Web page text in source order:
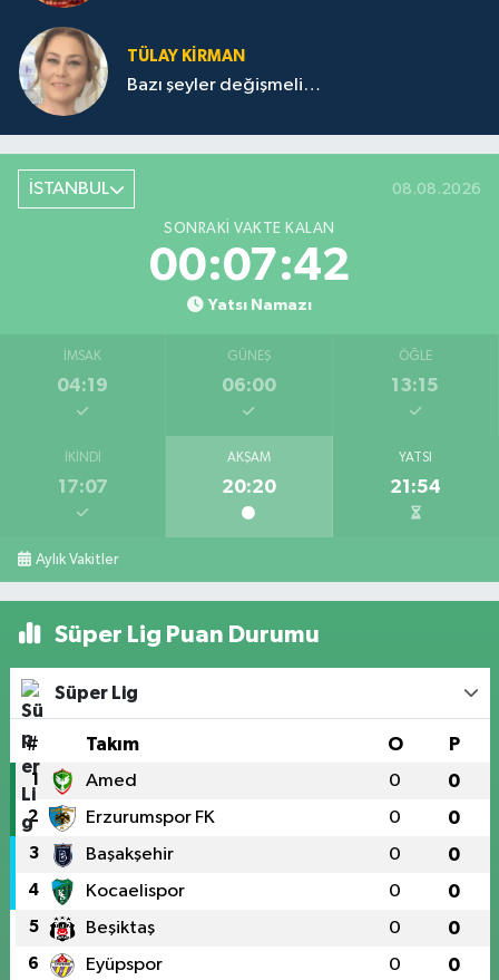
TÜLAY KİRMAN
Bazı şeyler değişmeli…
İSTANBUL 08.08.2026
SONRAKI VAKTE KALAN
00:07:42
Yatsı Namazı
İMSAK
04:19
GÜNEŞ
06:00
ÖĞLE
13:15
İKINDI
17:07
AKŞAM
20:20
YATSI
21:54
Aylık Vakitler
Süper Lig Puan Durumu
Süper Lig
# Takım O P
1 Amed 0 0
2 Erzurumspor FK 0 0
3 Başakşehir 0 0
4 Kocaelispor 0 0
5 Beşiktaş 0 0
6 Eyüpspor 0 0